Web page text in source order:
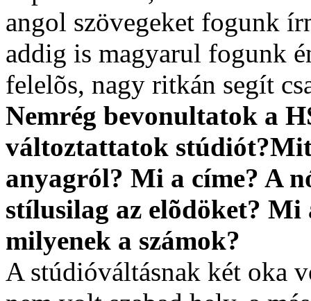
angol szövegeket fogunk
addig is magyarul fogunk
felelõs, nagy ritkán segít
Nemrég bevonultatok a
változtattatok
anyagról? Mi a címe? A
stílusilag az elõdöket?
milyenek a számok?
A stúdióváltásnak két oka